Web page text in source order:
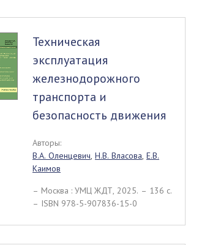
Техническая
эксплуатация
железнодорожного
транспорта и
безопасность движения
Авторы:
В.А. Оленцевич, Н.В. Власова, Е.В.
Каимов
– Москва : УМЦ ЖДТ, 2025. – 136 c.
– ISBN 978-5-907836-15-0